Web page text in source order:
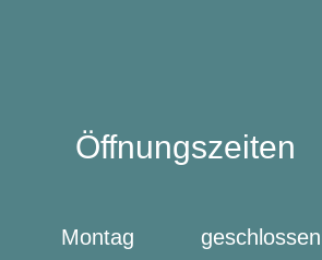
Öffnungszeiten
Montag
geschlossen